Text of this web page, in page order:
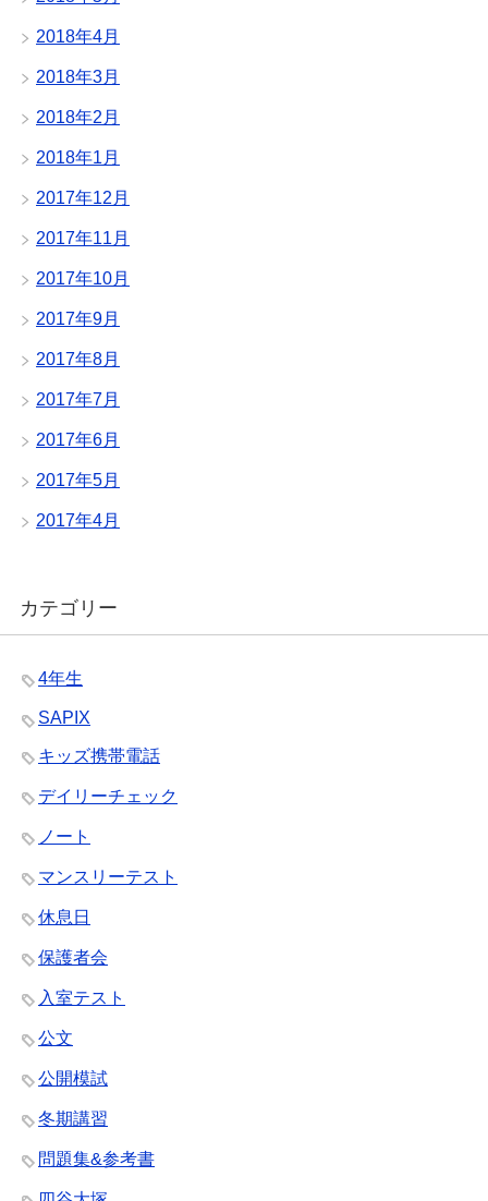
2018年4月
2018年3月
2018年2月
2018年1月
2017年12月
2017年11月
2017年10月
2017年9月
2017年8月
2017年7月
2017年6月
2017年5月
2017年4月
カテゴリー
4年生
SAPIX
キッズ携帯電話
デイリーチェック
ノート
マンスリーテスト
休息日
保護者会
入室テスト
公文
公開模試
冬期講習
問題集&参考書